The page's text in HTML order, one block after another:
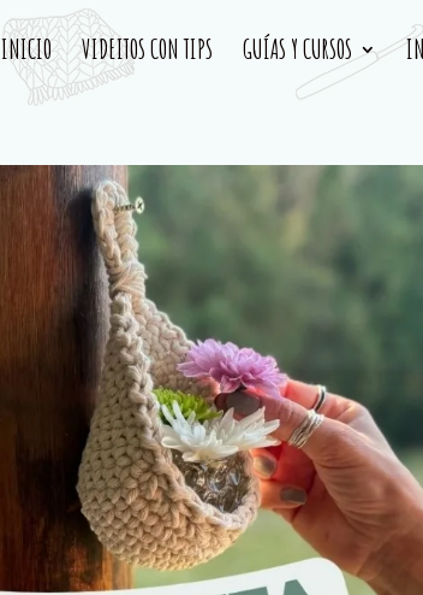
INICIO VIDEITOS CON TIPS GUÍAS Y CURSOS